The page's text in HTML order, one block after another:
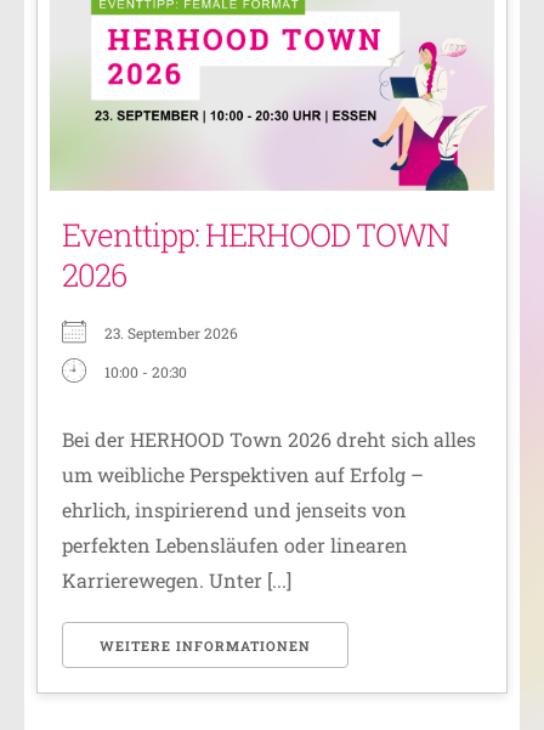
Eventtipp: HERHOOD TOWN
2026
23. September 2026
10:00 - 20:30
Bei der HERHOOD Town 2026 dreht sich alles
um weibliche Perspektiven auf Erfolg –
ehrlich, inspirierend und jenseits von
perfekten Lebensläufen oder linearen
Karrierewegen. ​Unter [...]
WEITERE INFORMATIONEN